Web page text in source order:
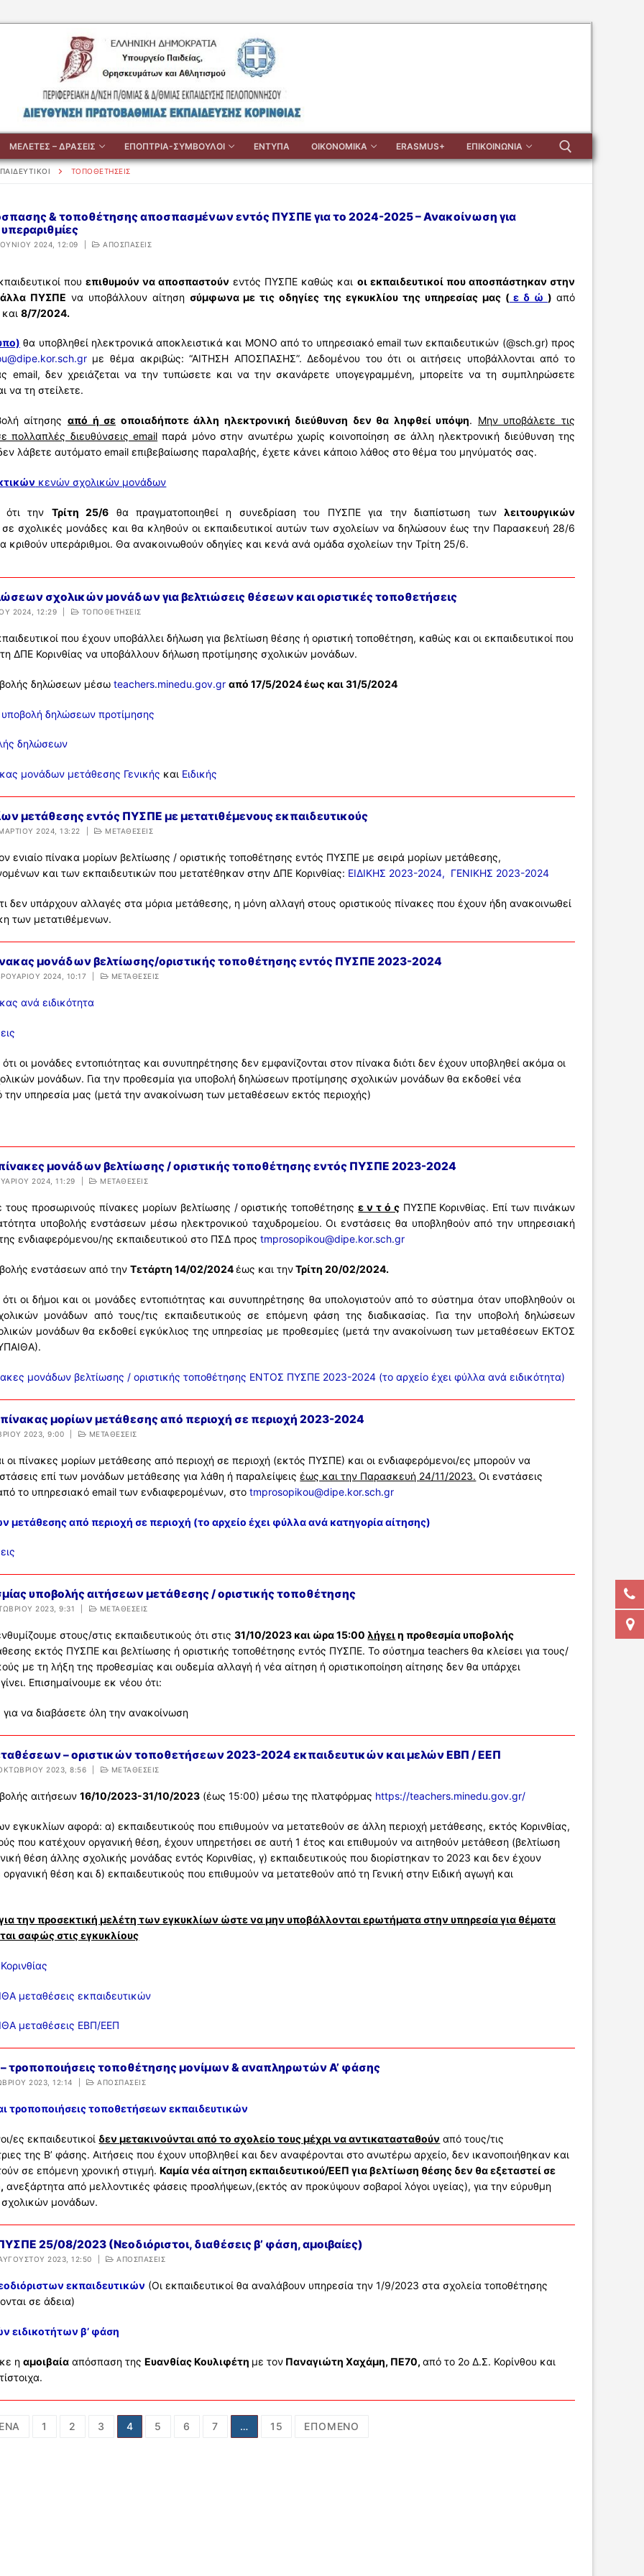
ΜΕΛΕΤΕΣ – ΔΡΑΣΕΙΣ ΕΠΟΠΤΡΙΑ-ΣΥΜΒΟΥΛΟΙ ΕΝΤΥΠΑ ΟΙΚΟΝΟΜΙΚΑ ERASMUS+ ΕΠΙΚΟΙΝΩΝΙΑ
ΚΑΤΑΝΟΜΗ
ΚΑΤΑΝΟΜΗ
ΣΧΟΛΙΚΩΝ ΜΟΝΑΔΩΝ
ΤΜΗΜΑ ΕΝΤΑΞΗΣ
ΛΕΙΤΟΥΡΓΙΑ ΔΥΕΠ
ΙΔΡΥΣΗΣ Τ.Υ. ΖΕΠ
ΕΚΠΑΙΔΕΥΣΗΣ
ΕΚΔΗΛΩΣΗΣ ΕΝΔΙΑΦΕΡΟΝΤΟΣ ΤΑΞΙΔΙΩΤΙΚΩΝ ΓΡΑΦΕΙΩΝ
ΓΙΑ ΙΔΙΩΤΙΚΗ ΕΚΠΑΙΔΕΥΣΗ – ΕΚΔΡΟΜΕΣ
– ΔΙΟΡΙΣΜΟΙ
ΔΡΑΣΕΙΣ
ΔΡΑΣΕΙΣ
ΕΠΟΠΤΡΙΑΣ ΠΟΙΟΤΗΤΑΣ
– ΤΜΗΜΑ ΔΙΟΙΚΗΤΙΚΟΥ
– ΤΜΗΜΑ ΟΙΚΟΝΟΜΙΚΟΥ
– ΤΜΗΜΑ ΠΡΟΣΩΠΙΚΟΥ
ΜΕ ΛΟΓΟΤΥΠΟ ΕΣΠΑ
ΤΟΠΟΘΕΤΗΣΕΙΣ
& τοποθέτησης αποσπασμένων εντός ΠΥΣΠΕ για το 2024-2025 – Ανακοίνωση για
2024, 12:09 ΑΠΟΣΠΑΣΕΙΣ
που επιθυμούν να αποσπαστούν εντός ΠΥΣΠΕ καθώς και οι εκπαιδευτικοί που αποσπάστηκαν στην
άλλα ΠΥΣΠΕ να υποβάλλουν αίτηση σύμφωνα με τις οδηγίες της εγκυκλίου της υπηρεσίας μας ( ε δ ώ) από
και8/7/2024.
θα υποβληθεί ηλεκτρονικά αποκλειστικά και ΜΟΝΟ από το υπηρεσιακό email των εκπαιδευτικών (@sch.gr) προς
με θέμα ακριβώς: “ΑΙΤΗΣΗ ΑΠΟΣΠΑΣΗΣ”. Δεδομένου του ότι οι αιτήσεις υποβάλλονται από το
email, δεν χρειάζεται να την τυπώσετε και να την σκανάρετε υπογεγραμμένη, μπορείτε να τη συμπληρώσετε
να τη στείλετε.
αίτησηςαπό ή σε οποιαδήποτε άλλη ηλεκτρονική διεύθυνση δεν θα ληφθεί υπόψη. Μην υποβάλετε τις
πολλαπλές διευθύνσεις email παρά μόνο στην ανωτέρω χωρίς κοινοποίηση σε άλλη ηλεκτρονική διεύθυνση της
λάβετε αυτόματο email επιβεβαίωσης παραλαβής, έχετε κάνει κάποιο λάθος στο θέμα του μηνύματός σας.
κενών σχολικών μονάδων
ότι την Τρίτη 25/6 θα πραγματοποιηθεί η συνεδρίαση του ΠΥΣΠΕ για την διαπίστωση τωνλειτουργικών
σε σχολικές μονάδες και θα κληθούν οι εκπαιδευτικοί αυτών των σχολείων να δηλώσουν έως την Παρασκευή 28/6
κριθούν υπεράριθμοι. Θα ανακοινωθούν οδηγίες και κενά ανά ομάδα σχολείων την Τρίτη 25/6.
σχολικών μονάδων για βελτιώσεις θέσεων και οριστικές τοποθετήσεις
2024, 12:29 ΤΟΠΟΘΕΤΗΣΕΙΣ
που έχουν υποβάλλει δήλωση για βελτίωση θέσης ή οριστική τοποθέτηση, καθώς και οι εκπαιδευτικοί που
ΔΠΕ Κορινθίας να υποβάλλουν δήλωση προτίμησης σχολικών μονάδων.
δηλώσεων μέσωteachers.minedu.gov.gr από 17/5/2024 έως και 31/5/2024
δηλώσεων προτίμησης
δηλώσεων
μονάδων μετάθεσης Γενικής και Ειδικής
μετάθεσης εντός ΠΥΣΠΕ με μετατιθέμενους εκπαιδευτικούς
2024, 13:22 ΜΕΤΑΘΕΣΕΙΣ
ενιαίο πίνακα μορίων βελτίωσης / οριστικής τοποθέτησης εντός ΠΥΣΠΕ με σειρά μορίων μετάθεσης,
και των εκπαιδευτικών που μετατέθηκαν στην ΔΠΕ Κορινθίας: ΕΙΔΙΚΗΣ 2023-2024, ΓΕΝΙΚΗΣ 2023-2024
δεν υπάρχουν αλλαγές στα μόρια μετάθεσης, η μόνη αλλαγή στους οριστικούς πίνακες που έχουν ήδη ανακοινωθεί
των μετατιθέμενων.
μονάδων βελτίωσης/οριστικής τοποθέτησης εντός ΠΥΣΠΕ 2023-2024
2024, 10:17 ΜΕΤΑΘΕΣΕΙΣ
ανά ειδικότητα
οι μονάδες εντοπιότητας και συνυπηρέτησης δεν εμφανίζονται στον πίνακα διότι δεν έχουν υποβληθεί ακόμα οι
μονάδων. Για την προθεσμία για υποβολή δηλώσεων προτίμησης σχολικών μονάδων θα εκδοθεί νέα
υπηρεσία μας (μετά την ανακοίνωση των μεταθέσεων εκτός περιοχής)
μονάδων βελτίωσης / οριστικής τοποθέτησης εντός ΠΥΣΠΕ 2023-2024
2024, 11:29 ΜΕΤΑΘΕΣΕΙΣ
τους προσωρινούς πίνακες μορίων βελτίωσης / οριστικής τοποθέτησηςε ν τ ό ςΠΥΣΠΕ Κορινθίας. Επί των πινάκων
υποβολής ενστάσεων μέσω ηλεκτρονικού ταχυδρομείου. Οι ενστάσεις θα υποβληθούν από την υπηρεσιακή
ενδιαφερόμενου/ης εκπαιδευτικού στο ΠΣΔ προςtmprosopikou@dipe.kor.sch.gr
ενστάσεων από τηνΤετάρτη 14/02/2024έως και τηνΤρίτη 20/02/2024.
ότι οι δήμοι και οι μονάδες εντοπιότητας και συνυπηρέτησης θα υπολογιστούν από το σύστημα όταν υποβληθούν οι
μονάδων από τους/τις εκπαιδευτικούς σε επόμενη φάση της διαδικασίας. Για την υποβολή δηλώσεων
μονάδων θα εκδοθεί εγκύκλιος της υπηρεσίας με προθεσμίες (μετά την ανακοίνωση των μεταθέσεων ΕΚΤΟΣ
μονάδων βελτίωσης / οριστικής τοποθέτησης ΕΝΤΟΣ ΠΥΣΠΕ 2023-2024 (το αρχείο έχει φύλλα ανά ειδικότητα)
μορίων μετάθεσης από περιοχή σε περιοχή 2023-2024
2023, 9:00 ΜΕΤΑΘΕΣΕΙΣ
οι πίνακες μορίων μετάθεσης από περιοχή σε περιοχή (εκτός ΠΥΣΠΕ) και οι ενδιαφερόμενοι/ες μπορούν να
επί των μονάδων μετάθεσης για λάθη ή παραλείψειςέως και την Παρασκευή 24/11/2023. Οι ενστάσεις
το υπηρεσιακό email των ενδιαφερομένων, στοtmprosopikou@dipe.kor.sch.gr
μετάθεσης από περιοχή σε περιοχή (το αρχείο έχει φύλλα ανά κατηγορία αίτησης)
υποβολής αιτήσεων μετάθεσης / οριστικής τοποθέτησης
2023, 9:31 ΜΕΤΑΘΕΣΕΙΣ
στους/στις εκπαιδευτικούς ότι στις31/10/2023 και ώρα 15:00λήγειη προθεσμία υποβολής
εκτός ΠΥΣΠΕ και βελτίωσης ή οριστικής τοποθέτησης εντός ΠΥΣΠΕ. Το σύστημα teachers θα κλείσει για τους/
με τη λήξη της προθεσμίας και ουδεμία αλλαγή ή νέα αίτηση ή οριστικοποίηση αίτησης δεν θα υπάρχει
Επισημαίνουμε εκ νέου ότι:
για να διαβάσετε όλη την ανακοίνωση
– οριστικών τοποθετήσεων 2023-2024 εκπαιδευτικών και μελών ΕΒΠ / ΕΕΠ
2023, 8:56 ΜΕΤΑΘΕΣΕΙΣ
αιτήσεων16/10/2023-31/10/2023 (έως 15:00) μέσω της πλατφόρμας https://teachers.minedu.gov.gr/
εγκυκλίων αφορά: α) εκπαιδευτικούς που επιθυμούν να μετατεθούν σε άλλη περιοχή μετάθεσης, εκτός Κορινθίας,
που κατέχουν οργανική θέση, έχουν υπηρετήσει σε αυτή 1 έτος και επιθυμούν να αιτηθούν μετάθεση (βελτίωση
θέση άλλης σχολικής μονάδας εντός Κορινθίας, γ) εκπαιδευτικούς που διορίστηκαν το 2023 και δεν έχουν
οργανική θέση και δ) εκπαιδευτικούς που επιθυμούν να μετατεθούν από τη Γενική στην Ειδική αγωγή και
την προσεκτική μελέτη των εγκυκλίων ώστε να μην υποβάλλονται ερωτήματα στην υπηρεσία για θέματα
σαφώς στις εγκυκλίους
μεταθέσεις εκπαιδευτικών
μεταθέσεις ΕΒΠ/ΕΕΠ
τροποποιήσεις τοποθέτησης μονίμων & αναπληρωτών Α’ φάσης
2023, 12:14 ΑΠΟΣΠΑΣΕΙΣ
τροποποιήσεις τοποθετήσεων εκπαιδευτικών
ες εκπαιδευτικοί δεν μετακινούνται από το σχολείο τους μέχρι να αντικατασταθούν από τους/τις
της Β’ φάσης. Αιτήσεις που έχουν υποβληθεί και δεν αναφέρονται στο ανωτέρω αρχείο, δεν ικανοποιήθηκαν και
σε επόμενη χρονική στιγμή.Καμία νέα αίτηση εκπαιδευτικού/ΕΕΠ για βελτίωση θέσης δεν θα εξεταστεί σε
ανεξάρτητα από μελλοντικές φάσεις προσλήψεων,(εκτός αν προκύψουν σοβαροί λόγοι υγείας), για την εύρυθμη
σχολικών μονάδων.
25/08/2023 (Νεοδιόριστοι, διαθέσεις β’ φάση, αμοιβαίες)
2023, 12:50 ΑΠΟΣΠΑΣΕΙΣ
εκπαιδευτικών (Οι εκπαιδευτικοί θα αναλάβουν υπηρεσία την 1/9/2023 στα σχολεία τοποθέτησης
σε άδεια)
ειδικοτήτων β’ φάση
ηαμοιβαία απόσπαση τηςΕυανθίας Κουλιφέτη με τον Παναγιώτη Χαχάμη, ΠΕ70,από το 2ο Δ.Σ. Κορίνθου και
1 2 3 4 5 6 7 … 15 ΕΠΌΜΕΝΟ